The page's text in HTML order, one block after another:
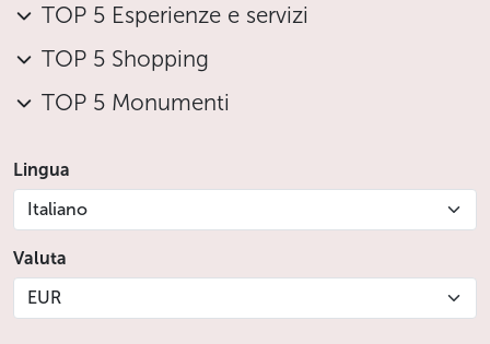
TOP 5 Esperienze e servizi
TOP 5 Shopping
TOP 5 Monumenti
Lingua
Italiano
Valuta
EUR